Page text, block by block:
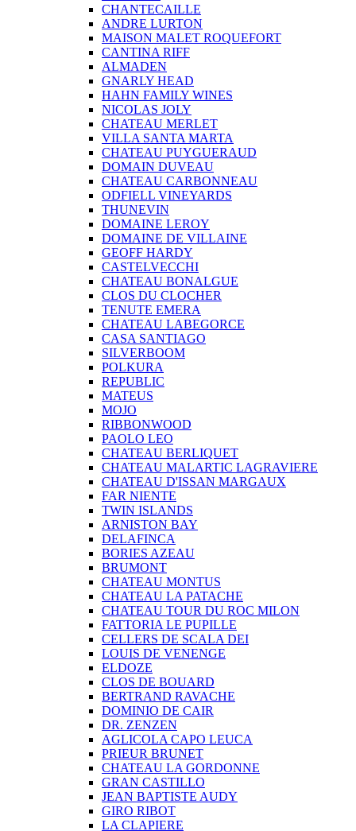
CHANTECAILLE
ANDRE LURTON
MAISON MALET ROQUEFORT
CANTINA RIFF
ALMADEN
GNARLY HEAD
HAHN FAMILY WINES
NICOLAS JOLY
CHATEAU MERLET
VILLA SANTA MARTA
CHATEAU PUYGUERAUD
DOMAIN DUVEAU
CHATEAU CARBONNEAU
ODFIELL VINEYARDS
THUNEVIN
DOMAINE LEROY
DOMAINE DE VILLAINE
GEOFF HARDY
CASTELVECCHI
CHATEAU BONALGUE
CLOS DU CLOCHER
TENUTE EMERA
CHATEAU LABEGORCE
CASA SANTIAGO
SILVERBOOM
POLKURA
REPUBLIC
MATEUS
MOJO
RIBBONWOOD
PAOLO LEO
CHATEAU BERLIQUET
CHATEAU MALARTIC LAGRAVIERE
CHATEAU D'ISSAN MARGAUX
FAR NIENTE
TWIN ISLANDS
ARNISTON BAY
DELAFINCA
BORIES AZEAU
BRUMONT
CHATEAU MONTUS
CHATEAU LA PATACHE
CHATEAU TOUR DU ROC MILON
FATTORIA LE PUPILLE
CELLERS DE SCALA DEI
LOUIS DE VENENGE
ELDOZE
CLOS DE BOUARD
BERTRAND RAVACHE
DOMINIO DE CAIR
DR. ZENZEN
AGLICOLA CAPO LEUCA
PRIEUR BRUNET
CHATEAU LA GORDONNE
GRAN CASTILLO
JEAN BAPTISTE AUDY
GIRO RIBOT
LA CLAPIERE